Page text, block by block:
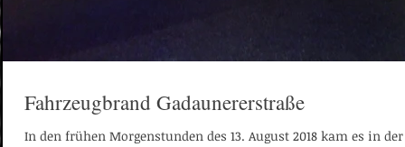
Fahrzeugbrand Gadaunererstraße
In den frühen Morgenstunden des 13. August 2018 kam es in der